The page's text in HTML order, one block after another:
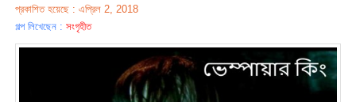
প্রকাশিত হয়েছে : এপ্রিল 2, 2018
গল্প লিখেছেন :সংগৃহীত